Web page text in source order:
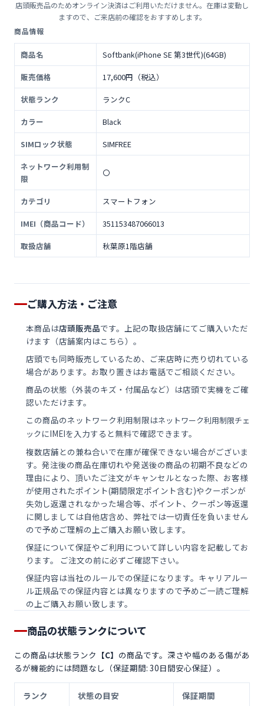
店頭販売品のためオンライン決済はご利用いただけません。在庫は変動し
ますので、ご来店前の確認をおすすめします。
商品情報
商品名
Softbank(iPhone SE 第3世代)(64GB)
販売価格
17,600円（税込）
状態ランク
ランクC
カラー
Black
SIMロック状態
SIMFREE
ネットワーク利用制
限
〇
カテゴリ
スマートフォン
IMEI（商品コード）
351153487066013
取扱店舗
秋葉原1階店舗
ご購入方法・ご注意
本商品は店頭販売品です。上記の取扱店舗にてご購入いただ
けます（店舗案内はこちら）。
店頭でも同時販売しているため、ご来店時に売り切れている
場合があります。お取り置きはお電話でご相談ください。
商品の状態（外装のキズ・付属品など）は店頭で実機をご確
認いただけます。
この商品のネットワーク利用制限はネットワーク利用制限チェ
ックにIMEIを入力すると無料で確認できます。
複数店舗との兼ね合いで在庫が確保できない場合がございま
す。発注後の商品在庫切れや発送後の商品の初期不良などの
理由により、頂いたご注文がキャンセルとなった際、お客様
が使用されたポイント(期間限定ポイント含む)やクーポンが
失効し返還されなかった場合等、ポイント、クーポン等返還
に関しましては自他店含め、弊社では一切責任を負いません
ので予めご理解の上ご購入お願い致します。
保証について保証やご利用について詳しい内容を記載してお
ります。 ご注文の前に必ずご確認下さい。
保証内容は当社のルールでの保証になります。キャリアルー
ル正規品での保証内容とは異なりますので予めご一読ご理解
の上ご購入お願い致します。
商品の状態ランクについて
この商品は状態ランク 【C】 の商品です。深さや幅のある傷があ
るが機能的には問題なし（保証期間: 30日間安心保証）。
ランク 状態の目安 保証期間